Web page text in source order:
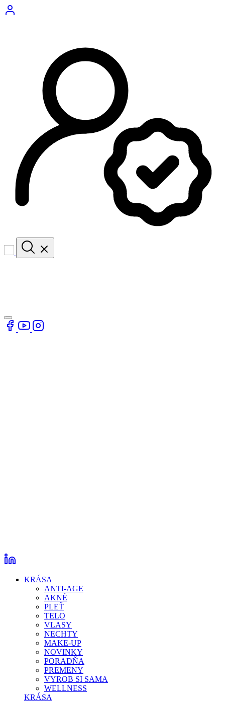
KRÁSA
ANTI-AGE
AKNÉ
PLEŤ
TELO
VLASY
NECHTY
MAKE-UP
NOVINKY
PORADŇA
PREMENY
VYROB SI SAMA
WELLNESS
KRÁSA